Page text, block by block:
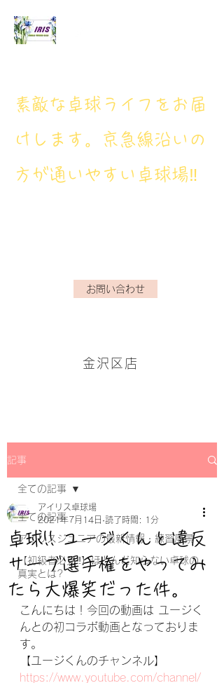
​素敵な卓球ライフをお届
けします。京急線沿いの
方が通いやすい卓球場‼
お問い合わせ
金沢区店
記事
全ての記事
アイリスジュニアの最新情報・練習風景
【初級者必見‼】ほとんど知らない卓球の
真実とは?
全ての記事
卓球!! ユージくんと違反
サーブ選手権をやってみ
たら大爆笑だった件。
アイリス卓球場
2021年7月14日 読了時間: 1分
こんにちは！今回の動画は ユージく
んとの初コラボ動画となっておりま
す。
【ユージくんのチャンネル】
https://www.youtube.com/channel/